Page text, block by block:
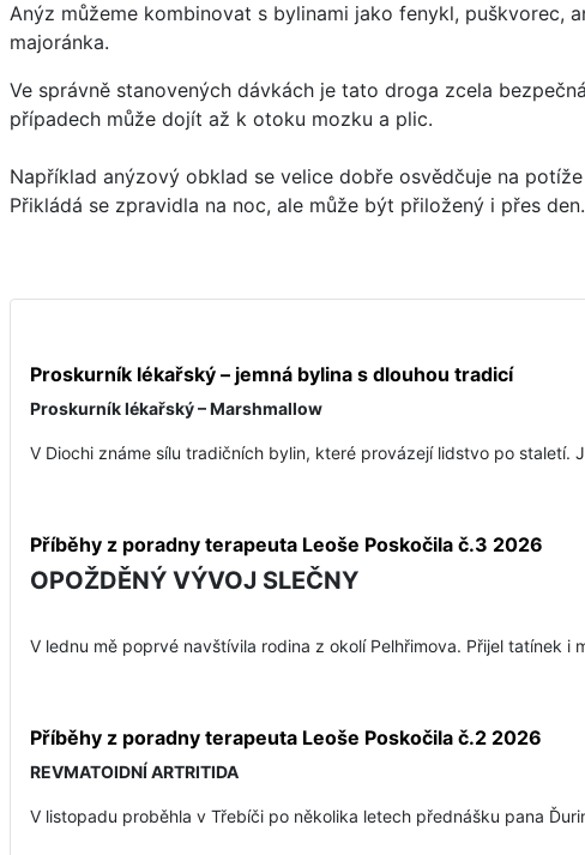
Anýz můžeme kombinovat s bylinami jako fenykl, puškvorec,
majoránka.
Ve správně stanovených dávkách je tato droga zcela
případech může dojít až k otoku mozku a plic.
Například anýzový obklad se velice dobře osvědčuje na
Přikládá se zpravidla na noc, ale může být přiložený i přes den.
Proskurník lékařský – jemná bylina s dlouhou tradicí
Proskurník lékařský – Marshmallow
V Diochi známe sílu tradičních bylin, které provázejí lidstvo po staletí.
Příběhy z poradny terapeuta Leoše Poskočila č.3 2026
OPOŽDĚNÝ VÝVOJ SLEČNY
V lednu mě poprvé navštívila rodina z okolí Pelhřimova. Přijel tatínek
Příběhy z poradny terapeuta Leoše Poskočila č.2 2026
REVMATOIDNÍ ARTRITIDA
V listopadu proběhla v Třebíči po několika letech přednášku pana